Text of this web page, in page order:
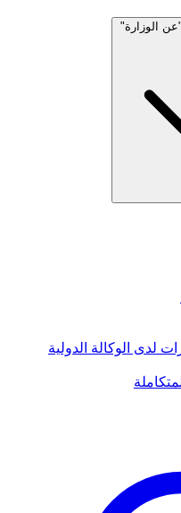
لدى الوكالة الدولية